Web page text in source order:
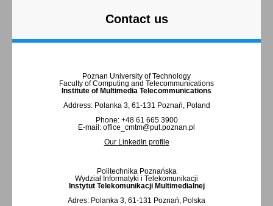
Contact us
Poznan University of Technology
Faculty of Computing and Telecommunications
Institute of Multimedia Telecommunications
Address: Polanka 3, 61-131 Poznań, Poland
Phone: +48 61 665 3900
E-mail: office_cmtm@put.poznan.pl
Our LinkedIn profile
Politechnika Poznańska
Wydział Informatyki i Telekomunikacji
Instytut Telekomunikacji Multimedialnej
Adres: Polanka 3, 61-131 Poznań, Polska